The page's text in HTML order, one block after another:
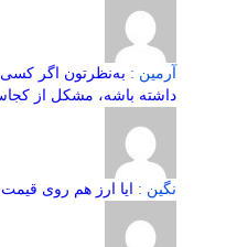
آرمین : به‌نظرتون اگر
داشته باشه، مشکل از
نگین : ایا ارز هم روی قیمت